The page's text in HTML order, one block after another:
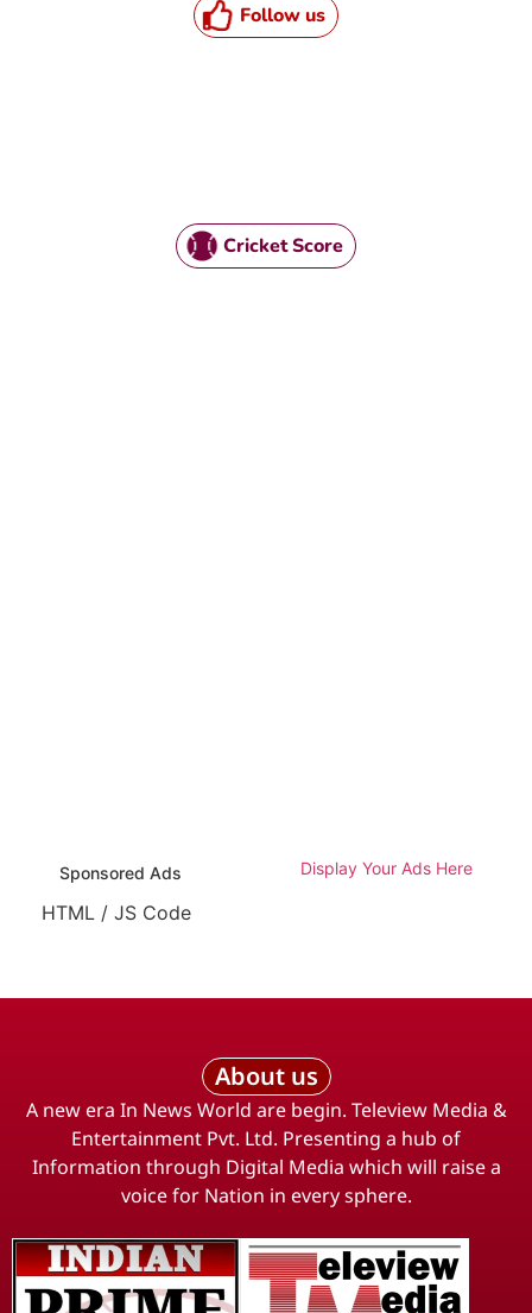
Follow us
Cricket Score
Sponsored Ads Display Your Ads Here
HTML / JS Code
About us
A new era In News World are begin. Teleview Media &
Entertainment Pvt. Ltd. Presenting a hub of
Information through Digital Media which will raise a
voice for Nation in every sphere.